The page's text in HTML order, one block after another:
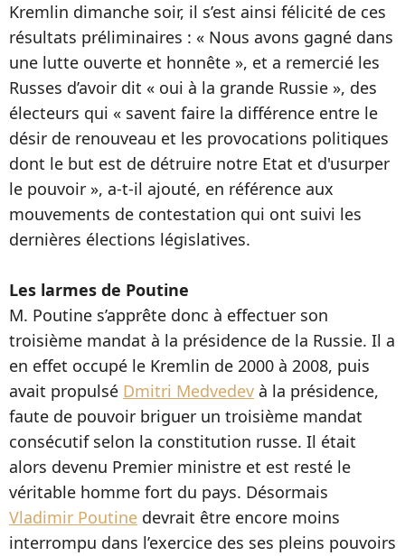
Kremlin dimanche soir, il s’est ainsi félicité de ces
résultats préliminaires : « Nous avons gagné dans
une lutte ouverte et honnête », et a remercié les
Russes d’avoir dit « oui à la grande Russie », des
électeurs qui « savent faire la différence entre le
désir de renouveau et les provocations politiques
dont le but est de détruire notre Etat et d'usurper
le pouvoir », a-t-il ajouté, en référence aux
mouvements de contestation qui ont suivi les
dernières élections législatives.
Les larmes de Poutine
M. Poutine s’apprête donc à effectuer son
troisième mandat à la présidence de la Russie. Il a
en effet occupé le Kremlin de 2000 à 2008, puis
avait propulsé Dmitri Medvedev à la présidence,
faute de pouvoir briguer un troisième mandat
consécutif selon la constitution russe. Il était
alors devenu Premier ministre et est resté le
véritable homme fort du pays. Désormais
Vladimir Poutine devrait être encore moins
interrompu dans l’exercice des ses pleins pouvoirs